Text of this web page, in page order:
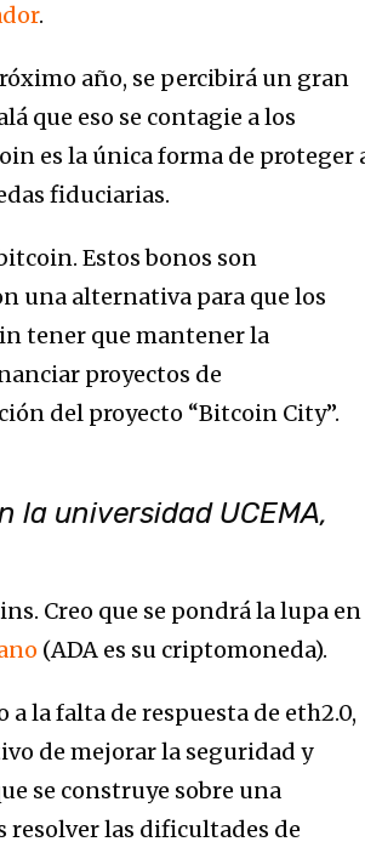
.
año, se percibirá un gran
que eso se contagie a los
es la única forma de proteger
fiduciarias.
Estos bonos son
una alternativa para que los
tener que mantener la
proyectos de
del proyecto “Bitcoin City”.
la universidad UCEMA,
Creo que se pondrá la lupa en
(ADA es su criptomoneda).
a la falta de respuesta de eth2.0,
de mejorar la seguridad y
se construye sobre una
resolver las dificultades de